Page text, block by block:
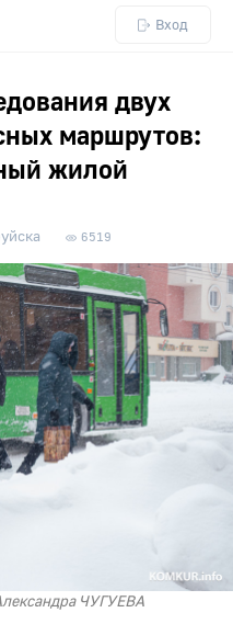
Вход
двух
маршрутов:
жилой
6519
ЧУГУЕВА